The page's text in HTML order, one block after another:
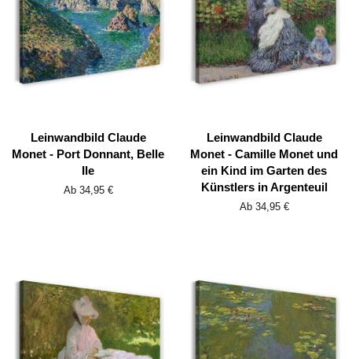
Leinwandbild Claude
Monet - Port Donnant, Belle
Ile
Ab 34,95 €
Leinwandbild Claude
Monet - Camille Monet und
ein Kind im Garten des
Künstlers in Argenteuil
Ab 34,95 €